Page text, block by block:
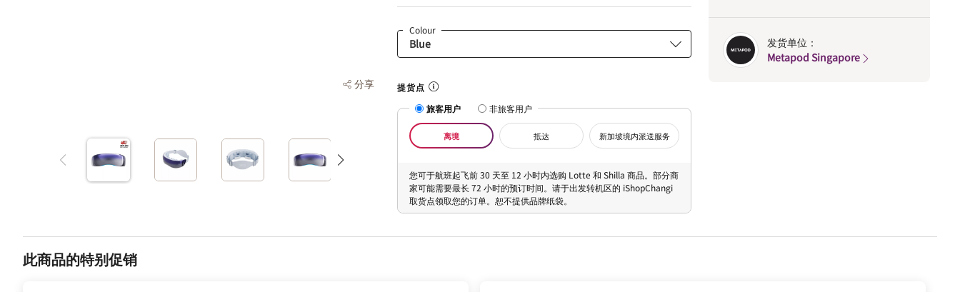
分享
Colour
提货点
旅客用户
非旅客用户
离境 抵达 新加坡境内派送服务
您可于航班起飞前 30 天至 12 小时内选购 Lotte 和 Shilla 商品。部分商
家可能需要最长 72 小时的预订时间。请于出发转机区的 iShopChangi
取货点领取您的订单。恕不提供品牌纸袋。
发货单位：
Metapod Singapore
此商品的特别促销